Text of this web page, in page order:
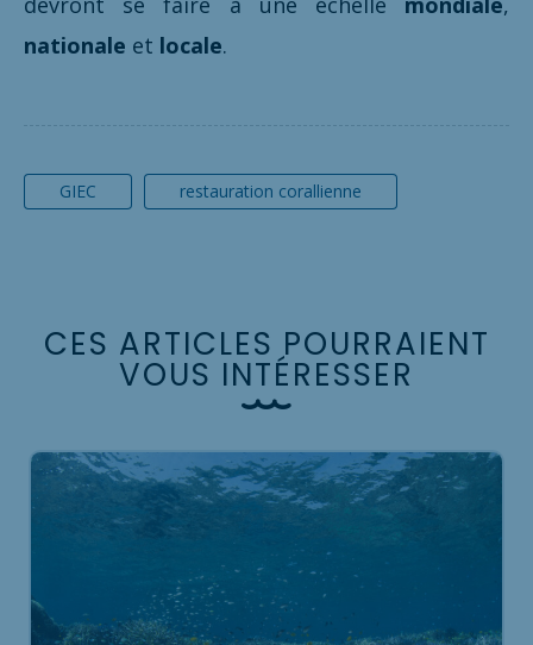
nationale et locale.
GIEC restauration corallienne
CES ARTICLES POURRAIENT
VOUS INTÉRESSER